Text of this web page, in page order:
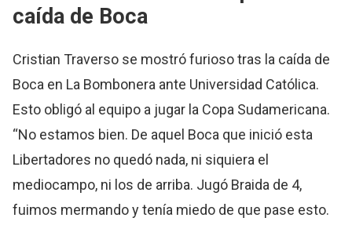
caída de Boca
Cristian Traverso se mostró furioso tras la caída de
Boca en La Bombonera ante Universidad Católica.
Esto obligó al equipo a jugar la Copa Sudamericana.
“No estamos bien. De aquel Boca que inició esta
Libertadores no quedó nada, ni siquiera el
mediocampo, ni los de arriba. Jugó Braida de 4,
fuimos mermando y tenía miedo de que pase esto.